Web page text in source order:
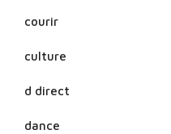
courir
culture
d direct
dance